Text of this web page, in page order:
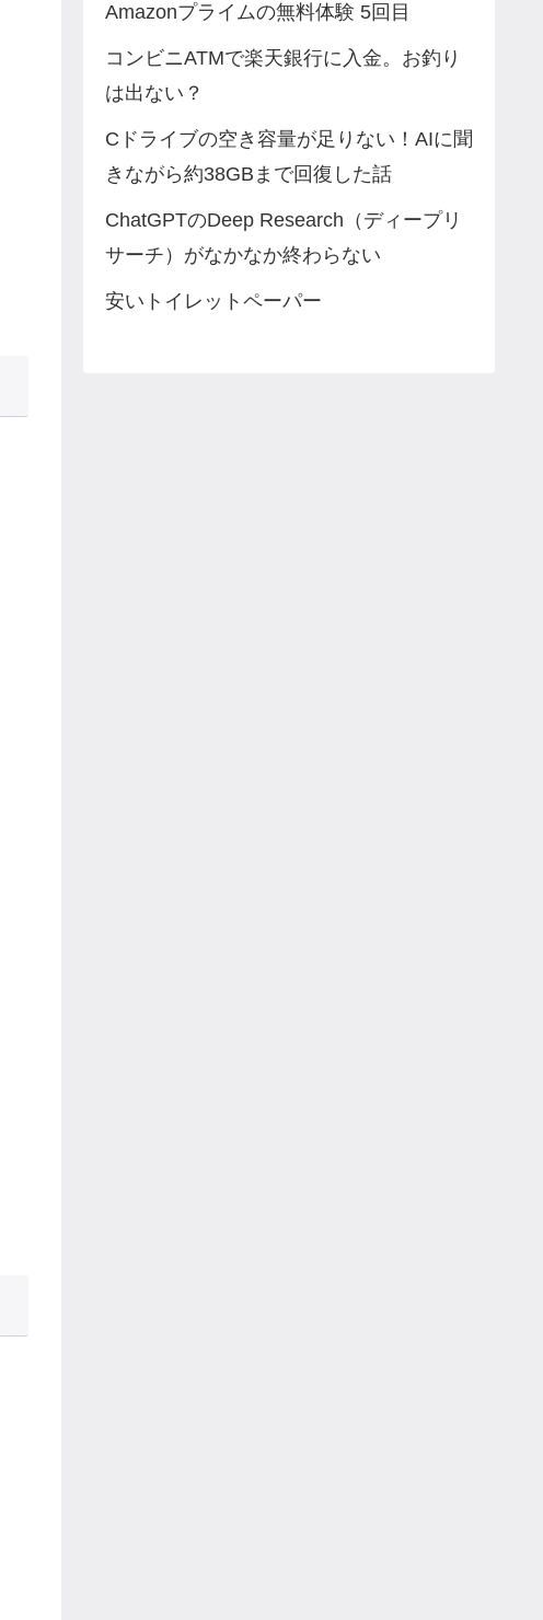
Amazonプライムの無料体験 5回目
コンビニATMで楽天銀行に入金。お釣り
は出ない？
Cドライブの空き容量が足りない！AIに聞
きながら約38GBまで回復した話
ChatGPTのDeep Research（ディープリ
サーチ）がなかなか終わらない
安いトイレットペーパー